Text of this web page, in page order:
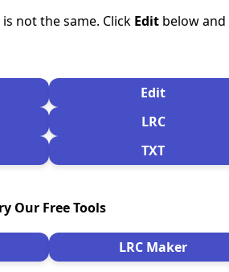
not the same. Click Editbelow and
Edit
LRC
TXT
Our Free Tools
LRC Maker